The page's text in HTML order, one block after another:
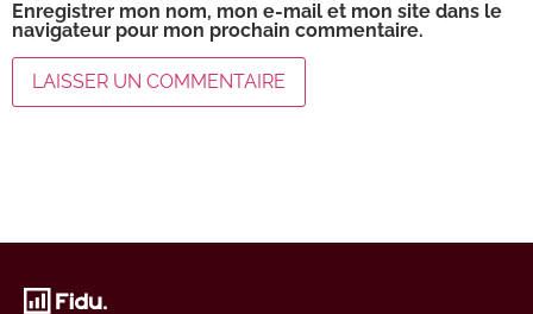
Enregistrer mon nom, mon e-mail et mon site dans le
navigateur pour mon prochain commentaire.